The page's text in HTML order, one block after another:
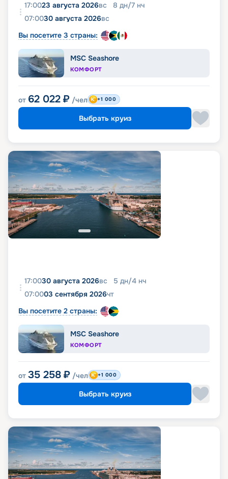
17:0023 августа 2026вс 8 дн/7 нч
07:0030 августа 2026вс
Вы посетите 3 страны:
MSC Seashore
КОМФОРТ
от 62 022 ₽ /чел +1 000
Выбрать круиз
17:0030 августа 2026вс 5 дн/4 нч
07:0003 сентября 2026чт
Вы посетите 2 страны:
MSC Seashore
КОМФОРТ
от 35 258 ₽ /чел +1 000
Выбрать круиз